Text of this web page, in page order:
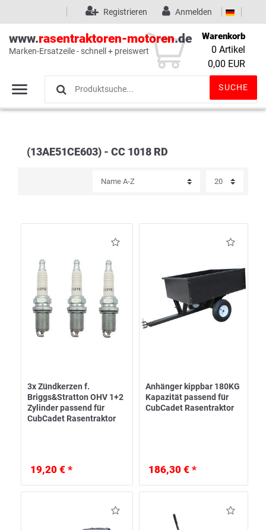
Wunschliste (0)
Anmelden
Registrieren
www.rasentraktoren-motoren.de
Marken-Ersatzeile - schnell + preiswert
SUCHE
Warenkorb
0 Artikel
0,00 EUR
(13AE51CE603) - CC 1018 RD
3x Zündkerzen f.
Briggs&Stratton OHV 1+2
Zylinder passend für
CubCadet Rasentraktor
19,20 € *
Anhänger kippbar 180KG
Kapazität passend für
CubCadet Rasentraktor
186,30 € *